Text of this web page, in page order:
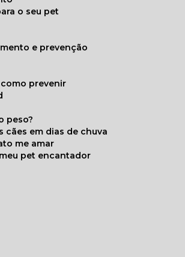
o seu pet
e prevenção
como prevenir
peso?
cães em dias de chuva
me amar
pet encantador